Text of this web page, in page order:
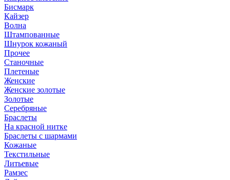
Бисмарк
Кайзер
Волна
Штампованные
Шнурок кожаный
Прочее
Станочные
Плетеные
Женские
Женские золотые
Золотые
Серебряные
Браслеты
На красной нитке
Браслеты с шармами
Кожаные
Текстильные
Литьевые
Рамзес